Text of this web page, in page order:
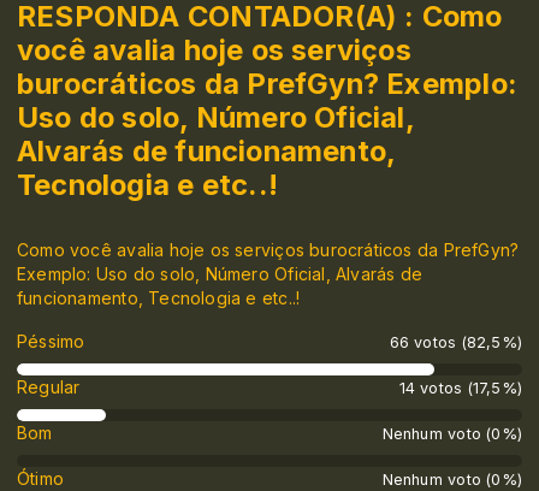
RESPONDA CONTADOR(A) : Como
você avalia hoje os serviços
burocráticos da PrefGyn? Exemplo:
Uso do solo, Número Oficial,
Alvarás de funcionamento,
Tecnologia e etc..!
Como você avalia hoje os serviços burocráticos da PrefGyn?
Exemplo: Uso do solo, Número Oficial, Alvarás de
funcionamento, Tecnologia e etc..!
Péssimo 66 votos (82,5%)
Regular 14 votos (17,5%)
Bom Nenhum voto (0%)
Ótimo Nenhum voto (0%)